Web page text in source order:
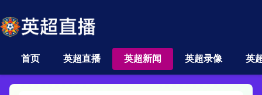
首页 英超直播 英超新闻 英超录像 英